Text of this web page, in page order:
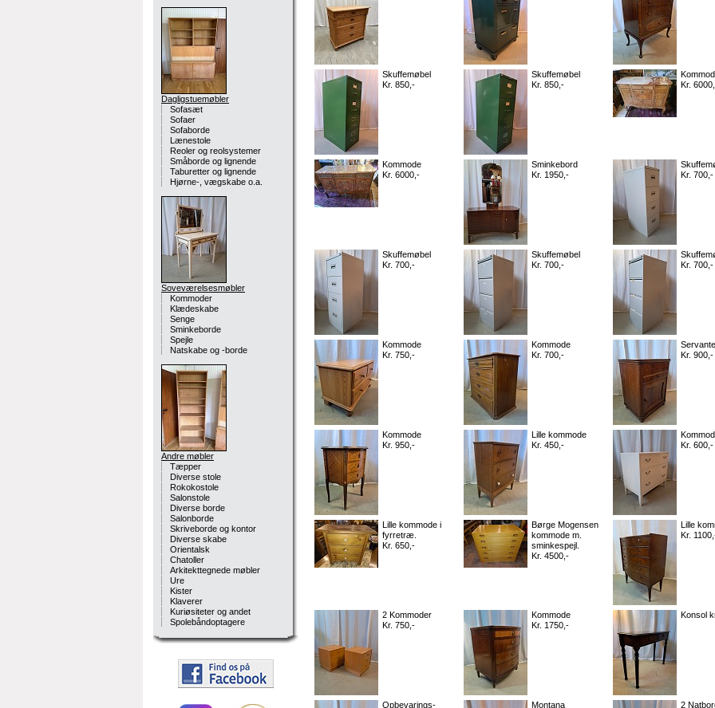
Dagligstuemøbler
Sofasæt
Sofaer
Sofaborde
Lænestole
Reoler og reolsystemer
Småborde og lignende
Taburetter og lignende
Hjørne-, vægskabe o.a.
Soveværelsesmøbler
Kommoder
Klædeskabe
Senge
Sminkeborde
Spejle
Natskabe og -borde
Andre møbler
Tæpper
Diverse stole
Rokokostole
Salonstole
Diverse borde
Salonborde
Skriveborde og kontor
Diverse skabe
Orientalsk
Chatoller
Arkitekttegnede møbler
Ure
Kister
Klaverer
Kuriøsiteter og andet
Spolebåndoptagere
Skuffemøbel
Kr. 850,-
Skuffemøbel
Kr. 850,-
Kr.
Kommode
Kr. 6000,-
Sminkebord
Kr. 1950,-
Kr. 700,-
Skuffemøbel
Kr. 700,-
Skuffemøbel
Kr. 700,-
Kr. 700,-
Kommode
Kr. 750,-
Kommode
Kr. 700,-
Servante
Kr. 900,-
Kommode
Kr. 950,-
Lille kommode
Kr. 450,-
Kr. 600,-
Lille kommode i
fyrretræ.
Kr. 650,-
Børge Mogensen
kommode m.
sminkespejl.
Kr. 4500,-
Lille
Kr.
2 Kommoder
Kr. 750,-
Kommode
Kr. 1750,-
Konsol
Opbevarings-
Montana
2